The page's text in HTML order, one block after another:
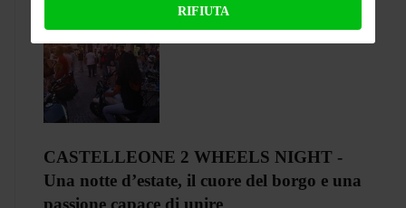
CASTELLEONE 2 WHEELS NIGHT -
Una notte d’estate, il cuore del borgo e una
passione capace di unire
RIFIUTA